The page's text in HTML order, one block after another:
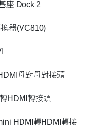
充基座 Dock 2
轉換器(VC810)
母對母對接頭
轉HDMI轉接頭
HDMI轉HDMI轉接